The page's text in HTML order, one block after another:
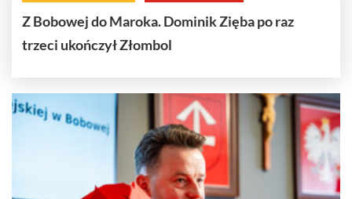
Z Bobowej do Maroka. Dominik Zięba po raz
trzeci ukończył Złombol